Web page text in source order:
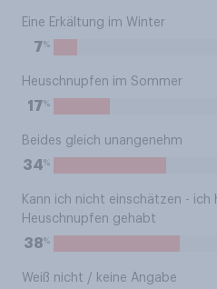
Eine Erkältung im Winter
7%
Heuschnupfen im Sommer
17%
Beides gleich unangenehm
34%
Kann ich nicht einschätzen - ich
Heuschnupfen gehabt
38%
Weiß nicht / keine Angabe